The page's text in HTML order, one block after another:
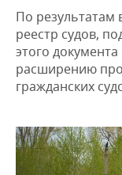
ДЕКЛАРАЦИИ О
КОРОЛИ
ВУЗЫ
ТОРГОВЫЕ
ТАТАРСТАНА
НОВОСТИ
ФИНАНСЫ
БАНКИ
ИНВЕСТИЦИИ
НОВОСТИ
АГРОПРОМ
НЕФТЕХИМИЯ
НОВОСТИ
АВТО
НОВОСТИ
ТЕХНОЛОГИИ
По результатам
реестр судов,
этого
расширению
гражданских